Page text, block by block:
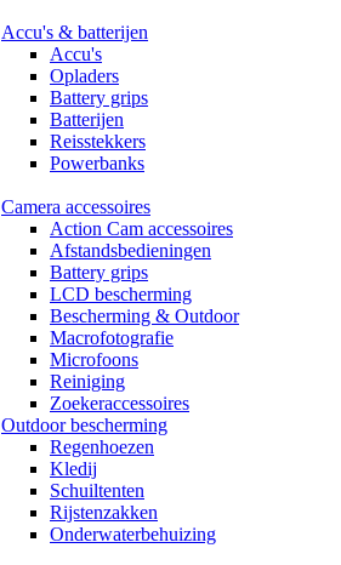
Accu's & batterijen
Accu's
Opladers
Battery grips
Batterijen
Reisstekkers
Powerbanks
Camera accessoires
Action Cam accessoires
Afstandsbedieningen
Battery grips
LCD bescherming
Bescherming & Outdoor
Macrofotografie
Microfoons
Reiniging
Zoekeraccessoires
Outdoor bescherming
Regenhoezen
Kledij
Schuiltenten
Rijstenzakken
Onderwaterbehuizing